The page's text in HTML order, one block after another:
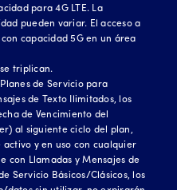
para 4G LTE. La
pueden variar. El acceso a
capacidad 5G en un área
triplican.
de Servicio para
de Texto Ilimitados, los
de Vencimiento del
al siguiente ciclo del plan,
y en uso con cualquier
con Llamadas y Mensajes de
Servicio Básicos/Clásicos, los